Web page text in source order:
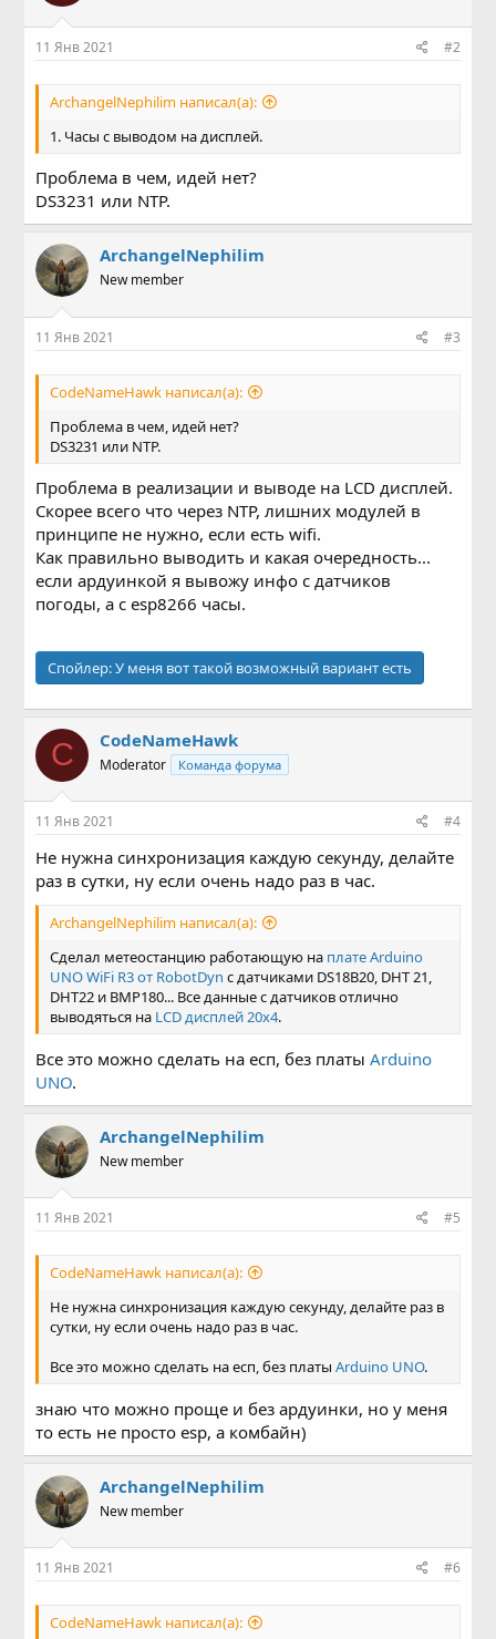
11 Янв 2021 #2
ArchangelNephilim написал(а):
1. Часы с выводом на дисплей.
Проблема в чем, идей нет?
DS3231 или NTP.
ArchangelNephilim
New member
11 Янв 2021 #3
CodeNameHawk написал(а):
Проблема в чем, идей нет?
DS3231 или NTP.
Проблема в реализации и выводе на LCD дисплей.
Скорее всего что через NTP, лишних модулей в
принципе не нужно, если есть wifi.
Как правильно выводить и какая очередность...
если ардуинкой я вывожу инфо с датчиков
погоды, а с esp8266 часы.
Спойлер:У меня вот такой возможный вариант есть
C CodeNameHawk
Moderator Команда форума
11 Янв 2021 #4
Не нужна синхронизация каждую секунду, делайте
раз в сутки, ну если очень надо раз в час.
ArchangelNephilim написал(а):
Сделал метеостанцию работающую на плате Arduino
UNO WiFi R3 от RobotDyn с датчиками DS18B20, DHT 21,
DHT22 и BMP180... Все данные с датчиков отлично
выводяться на LCD дисплей 20x4.
Все это можно сделать на есп, без платыArduino
UNO.
ArchangelNephilim
New member
11 Янв 2021 #5
CodeNameHawk написал(а):
Не нужна синхронизация каждую секунду, делайте раз в
сутки, ну если очень надо раз в час.
Все это можно сделать на есп, без платыArduino UNO.
знаю что можно проще и без ардуинки, но у меня
то есть не просто esp, а комбайн)
ArchangelNephilim
New member
11 Янв 2021 #6
CodeNameHawk написал(а):